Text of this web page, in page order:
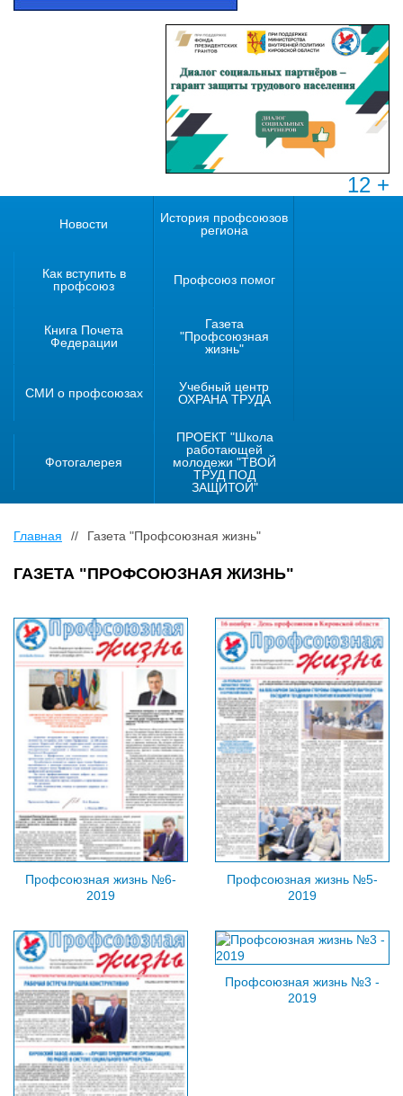
12 +
Новости
История профсоюзов
региона
Как вступить в
профсоюз
Профсоюз помог
Книга Почета
Федерации
Газета
"Профсоюзная
жизнь"
СМИ о профсоюзах
Учебный центр
ОХРАНА ТРУДА
Фотогалерея
ПРОЕКТ "Школа
работающей
молодежи "ТВОЙ
ТРУД ПОД
ЗАЩИТОЙ"
Главная // Газета "Профсоюзная жизнь"
ГАЗЕТА "ПРОФСОЮЗНАЯ ЖИЗНЬ"
Профсоюзная жизнь №6-
2019
Профсоюзная жизнь №5-
2019
Профсоюзная жизнь №3 -
2019